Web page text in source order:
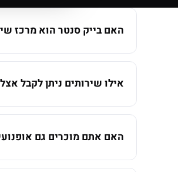
האם בייק סנטר הוא מרכז
אילו שירותים ניתן לקבל
האם אתם מוכרים גם